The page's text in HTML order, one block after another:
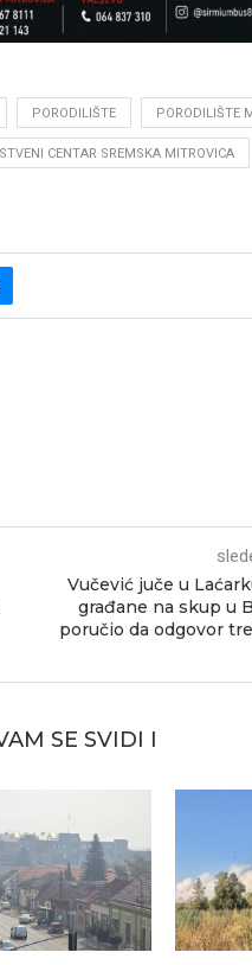
PORODILIŠTE PORODILIŠTE
CENTAR SREMSKA MITROVICA
Vučević juče u
građane na skup u
poručio da odgovor
SE SVIDI I